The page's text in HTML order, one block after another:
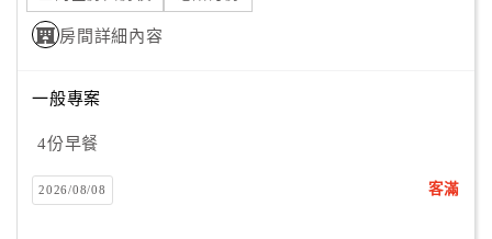
傳
房間詳細內容
一般專案
4份早餐
2026/08/08 客滿